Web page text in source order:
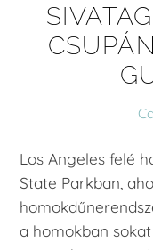
Los Angeles felé
State Parkban,
a homokban